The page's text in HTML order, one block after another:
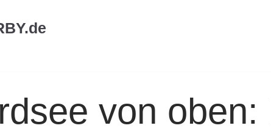
von oben: